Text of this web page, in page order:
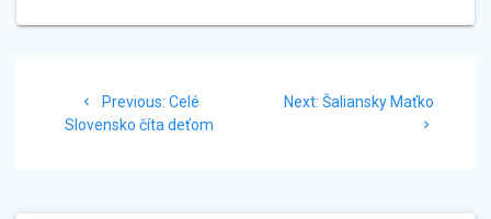
Previous: Previous
post:
Celé
Slovensko číta deťom
Next: Next
Šaliansky Maťko